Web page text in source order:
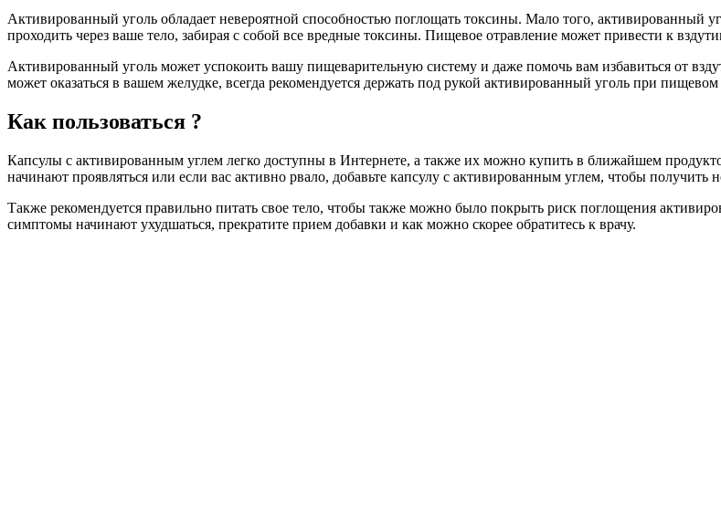
Активированный уголь обладает невероятной способностью поглощать токсины. Мало того, активированный
проходить через ваше тело, забирая с собой все вредные токсины. Пищевое отравление может привести к
Активированный уголь может успокоить вашу пищеварительную систему и даже помочь вам избавиться от
может оказаться в вашем желудке, всегда рекомендуется держать под рукой активированный уголь при
Как пользоваться ?
Капсулы с активированным углем легко доступны в Интернете, а также их можно купить в ближайшем
начинают проявляться или если вас активно рвало, добавьте капсулу с активированным углем, чтобы получить
Также рекомендуется правильно питать свое тело, чтобы также можно было покрыть риск поглощения
симптомы начинают ухудшаться, прекратите прием добавки и как можно скорее обратитесь к врачу.